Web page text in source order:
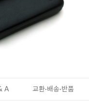
A 교환·배송·반품